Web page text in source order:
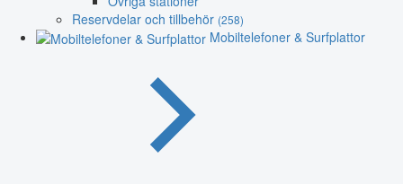
Reservdelar och tillbehör (258)
Mobiltelefoner & Surfplattor